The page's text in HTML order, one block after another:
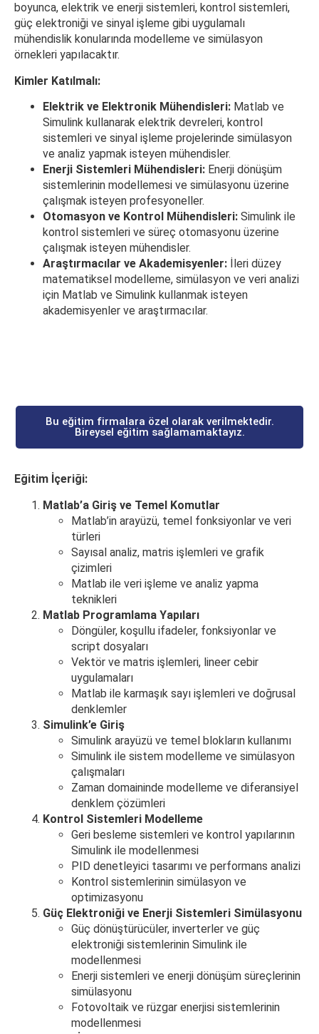
boyunca, elektrik ve enerji sistemleri, kontrol sistemleri,
güç elektroniği ve sinyal işleme gibi uygulamalı
mühendislik konularında modelleme ve simülasyon
örnekleri yapılacaktır.
Kimler Katılmalı:
Elektrik ve Elektronik Mühendisleri: Matlab ve
Simulink kullanarak elektrik devreleri, kontrol
sistemleri ve sinyal işleme projelerinde simülasyon
ve analiz yapmak isteyen mühendisler.
Enerji Sistemleri Mühendisleri: Enerji dönüşüm
sistemlerinin modellemesi ve simülasyonu üzerine
çalışmak isteyen profesyoneller.
Otomasyon ve Kontrol Mühendisleri: Simulink ile
kontrol sistemleri ve süreç otomasyonu üzerine
çalışmak isteyen mühendisler.
Araştırmacılar ve Akademisyenler: İleri düzey
matematiksel modelleme, simülasyon ve veri analizi
için Matlab ve Simulink kullanmak isteyen
akademisyenler ve araştırmacılar.
Bu eğitim firmalara özel olarak verilmektedir.
Bireysel eğitim sağlamamaktayız.
Eğitim İçeriği:
Matlab’a Giriş ve Temel Komutlar
Matlab’in arayüzü, temel fonksiyonlar ve veri
türleri
Sayısal analiz, matris işlemleri ve grafik
çizimleri
Matlab ile veri işleme ve analiz yapma
teknikleri
Matlab Programlama Yapıları
Döngüler, koşullu ifadeler, fonksiyonlar ve
script dosyaları
Vektör ve matris işlemleri, lineer cebir
uygulamaları
Matlab ile karmaşık sayı işlemleri ve doğrusal
denklemler
Simulink’e Giriş
Simulink arayüzü ve temel blokların kullanımı
Simulink ile sistem modelleme ve simülasyon
çalışmaları
Zaman domaininde modelleme ve diferansiyel
denklem çözümleri
Kontrol Sistemleri Modelleme
Geri besleme sistemleri ve kontrol yapılarının
Simulink ile modellenmesi
PID denetleyici tasarımı ve performans analizi
Kontrol sistemlerinin simülasyon ve
optimizasyonu
Güç Elektroniği ve Enerji Sistemleri Simülasyonu
Güç dönüştürücüler, inverterler ve güç
elektroniği sistemlerinin Simulink ile
modellenmesi
Enerji sistemleri ve enerji dönüşüm süreçlerinin
simülasyonu
Fotovoltaik ve rüzgar enerjisi sistemlerinin
modellenmesi